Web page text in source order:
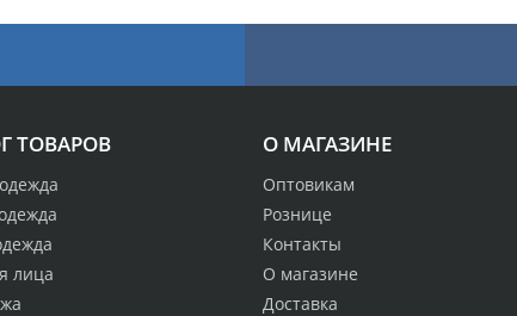
О МАГАЗИНЕ
Оптовикам
Рознице
Контакты
О магазине
Доставка
ТОВАРОВ
лица